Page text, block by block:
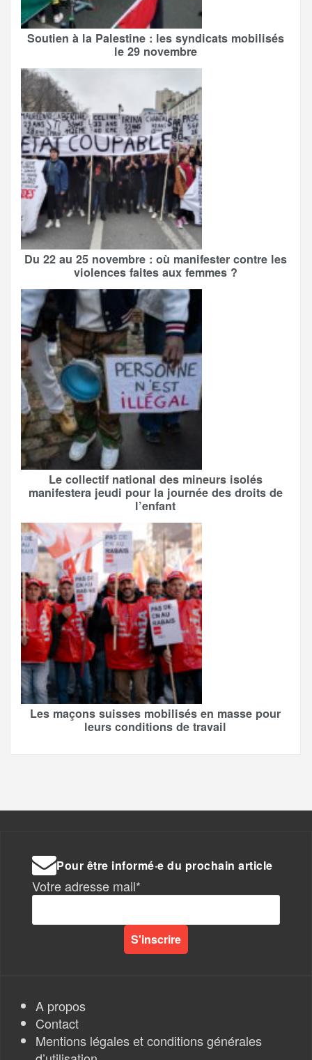
Soutien à la Palestine : les syndicats mobilisés
le 29 novembre
Du 22 au 25 novembre : où manifester contre les
violences faites aux femmes ?
Le collectif national des mineurs isolés
manifestera jeudi pour la journée des droits de
l’enfant
Les maçons suisses mobilisés en masse pour
leurs conditions de travail
Pour être informé·e du prochain article
Votre adresse mail*
A propos
Contact
Mentions légales et conditions générales